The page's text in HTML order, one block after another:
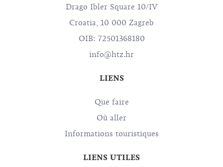
Drago Ibler Square 10/IV
Croatia, 10 000 Zagreb
OIB: 72501368180
info@htz.hr
LIENS
Que faire
Où aller
Informations touristiques
LIENS UTILES